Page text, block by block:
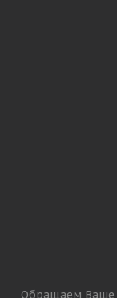
Обращаем Ваше